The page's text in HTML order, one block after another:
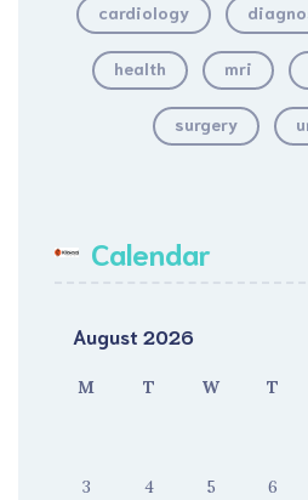
cardiology
health mri
surgery
Calendar
August 2026
M T W T
3 4 5 6